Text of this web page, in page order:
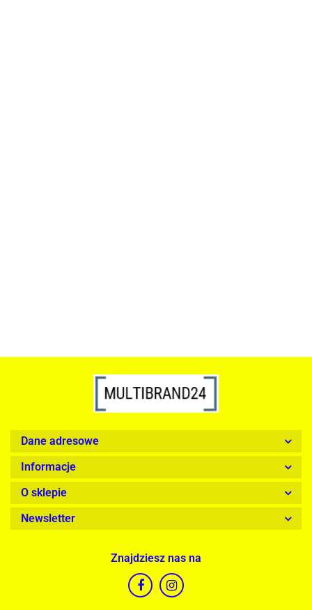
Dane adresowe
Informacje
O sklepie
Newsletter
Znajdziesz nas na